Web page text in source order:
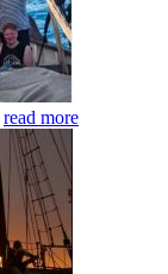
read more